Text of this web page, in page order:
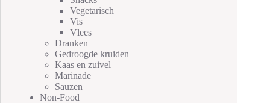
Vegetarisch
Vis
Vlees
Dranken
Gedroogde kruiden
Kaas en zuivel
Marinade
Sauzen
Non-Food